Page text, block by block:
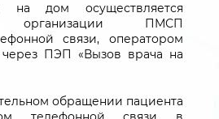
на дом осуществляется
организации ПМСП
связи, оператором
ПЭП «Вызов врача на
обращении пациента